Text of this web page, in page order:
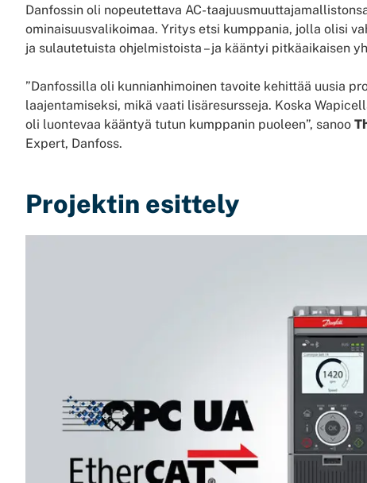
Danfossin oli nopeutettava AC-
ominaisuusvalikoimaa. Yritys etsi kumppania, jolla olisi
ja sulautetuista ohjelmistoista – ja kääntyi pitkäaikaisen
”Danfossilla oli kunnianhimoinen tavoite kehittää uusia
laajentamiseksi, mikä vaati lisäresursseja. Koska
oli luontevaa kääntyä tutun kumppanin puoleen”, sanoo
Expert, Danfoss.
Projektin esittely